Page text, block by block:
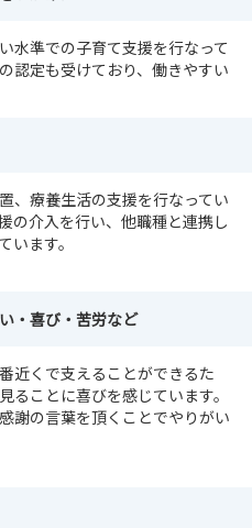
水準での子育て支援を行なって
認定も受けており、働きやすい
、療養生活の支援を行なってい
の介入を行い、他職種と連携し
います。
・喜び・苦労など
近くで支えることができるた
ることに喜びを感じています。
謝の言葉を頂くことでやりがい